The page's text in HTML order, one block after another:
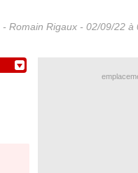
- Romain Rigaux - 02/09/22 à